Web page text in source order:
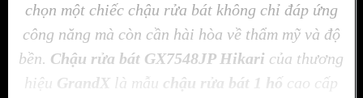
chọn một chiếc chậu rửa bát không chỉ đáp ứng
công năng mà còn cần hài hòa về thẩm mỹ và độ
bền. Chậu rửa bát GX7548JP Hikari của thương
hiệu GrandX là mẫu chậu rửa bát 1 hố cao cấp